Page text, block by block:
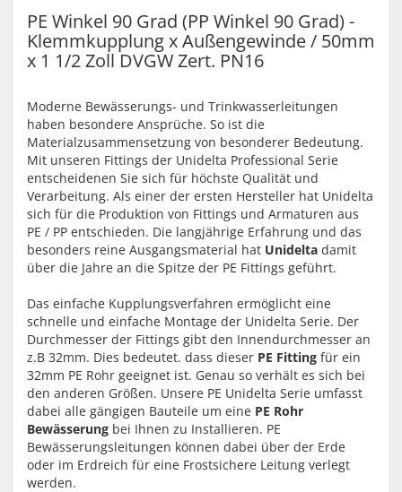
PE Winkel 90 Grad (PP Winkel 90 Grad) -
Klemmkupplung x Außengewinde / 50mm
x 1 1/2 Zoll DVGW Zert. PN16
Moderne Bewässerungs- und Trinkwasserleitungen
haben besondere Ansprüche. So ist die
Materialzusammensetzung von besonderer Bedeutung.
Mit unseren Fittings der Unidelta Professional Serie
entscheidenen Sie sich für höchste Qualität und
Verarbeitung. Als einer der ersten Hersteller hat Unidelta
sich für die Produktion von Fittings und Armaturen aus
PE / PP entschieden. Die langjährige Erfahrung und das
besonders reine Ausgangsmaterial hat Unidelta damit
über die Jahre an die Spitze der PE Fittings geführt.
Das einfache Kupplungsverfahren ermöglicht eine
schnelle und einfache Montage der Unidelta Serie. Der
Durchmesser der Fittings gibt den Innendurchmesser an
z.B 32mm. Dies bedeutet. dass dieser PE Fitting für ein
32mm PE Rohr geeignet ist. Genau so verhält es sich bei
den anderen Größen. Unsere PE Unidelta Serie umfasst
dabei alle gängigen Bauteile um eine PE Rohr
Bewässerung bei Ihnen zu Installieren. PE
Bewässerungsleitungen können dabei über der Erde
oder im Erdreich für eine Frostsichere Leitung verlegt
werden.